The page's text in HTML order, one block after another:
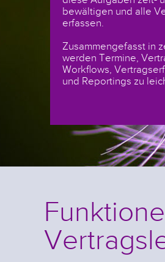
bewältigen und alle
erfassen.
Zusammengefasst in
werden Termine,
Workflows,
und Reportings zu